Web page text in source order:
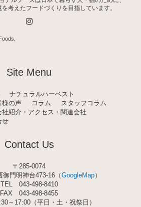
考えたフードづくりを目指しています。
I
n
a
m
Site Menu
ナチュラルハーベスト
様の声 コラム
スタッフコラム
社紹介・アクセス・関連会社
せ
Contact Us
〒285-0074
御門明神台473-16（GoogleMap）
TEL 043-498-8410
FAX 043-498-8455
～17:00（平日・土・祝祭日）